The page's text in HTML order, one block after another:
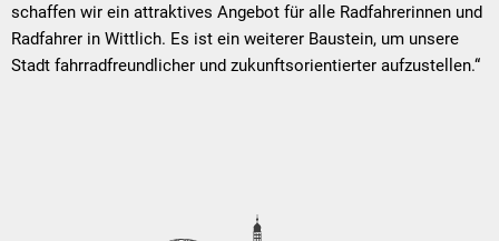
schaffen wir ein attraktives Angebot für alle Radfahrerinnen und
Radfahrer in Wittlich. Es ist ein weiterer Baustein, um unsere
Stadt fahrradfreundlicher und zukunftsorientierter aufzustellen.“